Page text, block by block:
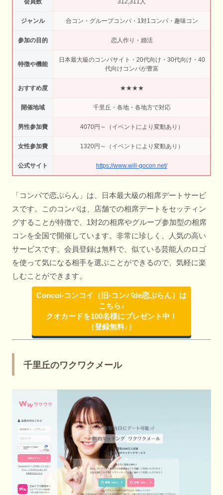
会員数 312,311人
ジャンル 合コン・グループコンパ・1対1コンパ・趣味コン
参加の目的 恋人作り・婚活
特徴や機能
日本最大級のコンパサイト・20代向け・30代向け・40
代向けコンパが豊富
おすすめ度 ★★★★
開催地域 千里丘・各地・各地方で対応
男性参加費 4070円～（イベントにより変動あり）
女性参加費 1320円～（イベントにより変動あり）
公式サイト https://www.will-gocon.net/
「コンパで恋ぷらん」は、日本最大級の相席デートサービ
スです。このコンパは、店舗での相席デートをセッティン
グすることが特徴で、1対2の相席やグループ参加型の相席
コンを全国で開催しています。非常に珍しく、人気の高い
サービスです。会員登録は無料で、似ている芸能人のロゴ
を使って気になる相手を選ぶことができるので、気軽に楽
しむことができます。
Concoi-コンコイ（旧-コンパde恋ぷらん）は
こちら♪
クオカードを100名様にプレゼント中！
（登録無料♪）
千里丘のワクワクメール